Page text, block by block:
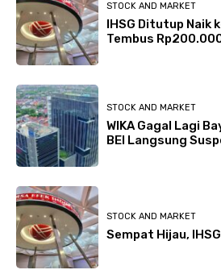
STOCK AND MARKET
IHSG Ditutup Naik
Tembus
STOCK AND MARKET
WIKA Gagal Lagi
BEI Langsung
STOCK AND MARKET
Sempat Hijau,